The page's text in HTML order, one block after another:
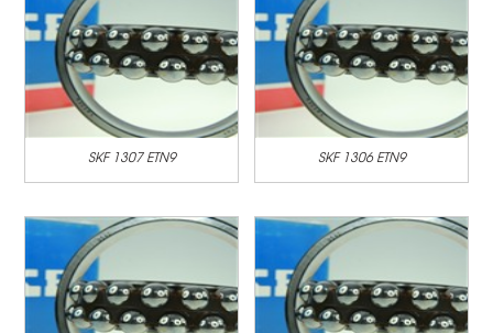
SKF 1307 ETN9 SKF 1306 ETN9